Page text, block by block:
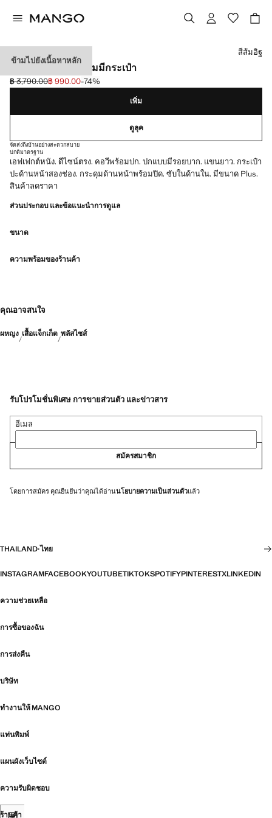
ข้ามไปยังเนื้อหาหลัก
เสื้อแจ็คเก็ตหนังเทียมมีกระเป๋า
ลดราคาเริ่มต้น [฿ 3,790.00 ]
฿ 3,790.00
ราคาปัจจุบัน [฿ 990.00 ]
฿ 990.00-74%
เลือกสี
สีส้มอิฐ
เพิ่ม
ดูลุค
จัดส่งถึงบ้านอย่างสะดวกสบาย
ปกติมาตรฐาน
เอฟเฟกต์หนัง. ดีไซน์ตรง. คอวีพร้อมปก. ปกแบบมีรอยบาก. แขนยาว. กระเป๋า
ปะด้านหน้าสองช่อง. กระดุมด้านหน้าพร้อมปิด. ซับในด้านใน. มีขนาด Plus.
สินค้าลดราคา
ส่วนประกอบ และข้อแนะนำการดูแล
ขนาด
ความพร้อมของร้านค้า
คุณอาจสนใจ
ผหญง เสื้อแจ็กเก็ต พลัสไซส์
รับโปรโมชั่นพิเศษ การขายส่วนตัว และข่าวสาร
อีเมล
สมัครสมาชิก
โดยการสมัคร คุณยืนยันว่าคุณได้อ่านนโยบายความเป็นส่วนตัวแล้ว
THAILAND·ไทย
INSTAGRAMFACEBOOKYOUTUBETIKTOKSPOTIFYPINTERESTXLINKEDIN
ความช่วยเหลือ
การซื้อของฉัน
การส่งคืน
บริษัท
ทำงานให้ MANGO
แท่นพิมพ์
แผนผังเว็บไซต์
ความรับผิดชอบ
ร้านค้า